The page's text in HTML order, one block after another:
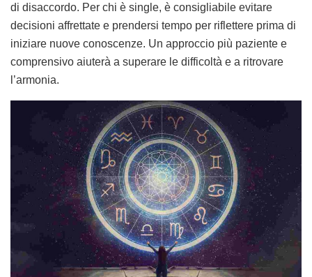
di disaccordo. Per chi è single, è consigliabile evitare
decisioni affrettate e prendersi tempo per riflettere prima di
iniziare nuove conoscenze. Un approccio più paziente e
comprensivo aiuterà a superare le difficoltà e a ritrovare
l’armonia.